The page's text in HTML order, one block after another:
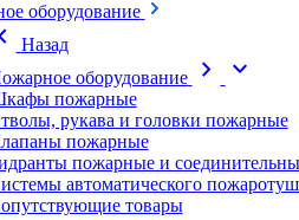
оборудование
Назад
оборудование
chevron_right expand_more
пожарные
рукава и головки пожарные
пожарные
пожарные и
автоматического
товары